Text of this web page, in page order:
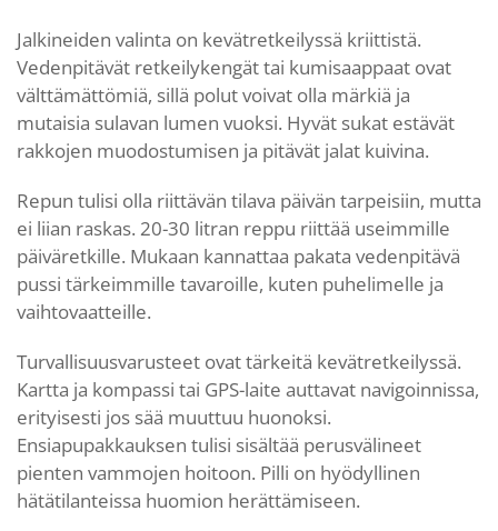
Jalkineiden valinta on kevätretkeilyssä kriittistä.
Vedenpitävät retkeilykengät tai kumisaappaat ovat
välttämättömiä, sillä polut voivat olla märkiä ja
mutaisia sulavan lumen vuoksi. Hyvät sukat estävät
rakkojen muodostumisen ja pitävät jalat kuivina.
Repun tulisi olla riittävän tilava päivän tarpeisiin, mutta
ei liian raskas. 20-30 litran reppu riittää useimmille
päiväretkille. Mukaan kannattaa pakata vedenpitävä
pussi tärkeimmille tavaroille, kuten puhelimelle ja
vaihtovaatteille.
Turvallisuusvarusteet ovat tärkeitä kevätretkeilyssä.
Kartta ja kompassi tai GPS-laite auttavat navigoinnissa,
erityisesti jos sää muuttuu huonoksi.
Ensiapupakkauksen tulisi sisältää perusvälineet
pienten vammojen hoitoon. Pilli on hyödyllinen
hätätilanteissa huomion herättämiseen.